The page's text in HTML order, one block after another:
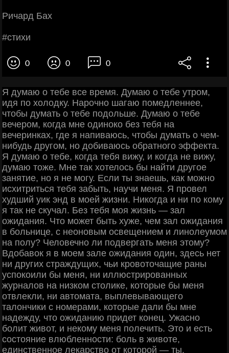
Ричapд Бaх
#cтихи
0 0 0
Я думаю о тебе все время. Думаю о тебе утром,
идя по холодку. Нарочно шагаю помедленнее,
чтобы думать о тебе подольше. Думаю о тебе
вечером, когда мне одиноко без тебя на
вечеринках, где я напиваюсь, чтобы думать о чем-
нибудь другом, но добиваюсь обратного эффекта.
Я думаю о тебе, когда тебя вижу, и когда не вижу,
думаю тоже. Мне так хотелось бы найти другое
занятие, но я не могу. Если ты знаешь, как можно
исхитриться тебя забыть, научи меня. Я провел
худший уик энд в моей жизни. Никогда и ни по кому
я так не скучал. Без тебя моя жизнь — зал
ожидания. Что может быть хуже, чем зал ожидания
в больнице, с неоновым освещением и линолеумом
на полу? Человечно ли подвергать меня этому?
Вдобавок я в моем зале ожидания один, здесь нет
ни других страждущих, чьи кровоточащие раны
успокоили бы меня, ни иллюстрированных
журналов на низком столике, которые бы меня
отвлекли, ни автомата, выплевывающего
талончики с номерами, которые дали бы мне
надежду, что ожиданию придет конец. Ужасно
болит живот, и некому меня полечить. Это и есть
состояние влюбленности: боль в животе,
единственное лекарство от которой — ты.